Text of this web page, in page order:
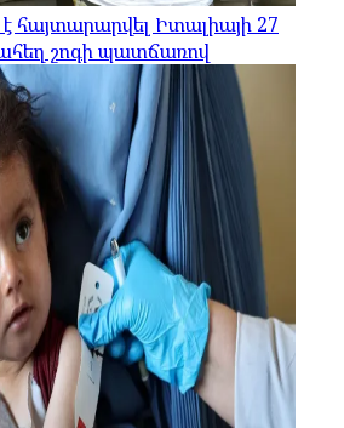
հայտարարվել Իտալիայի 27
շոգի պատճառով